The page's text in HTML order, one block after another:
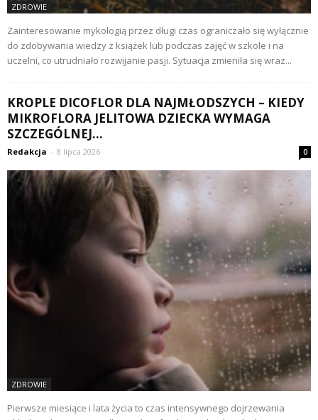
ZDROWIE
Zainteresowanie mykologią przez długi czas ograniczało się wyłącznie
do zdobywania wiedzy z książek lub podczas zajęć w szkole i na
uczelni, co utrudniało rozwijanie pasji. Sytuacja zmieniła się wraz...
KROPLE DICOFLOR DLA NAJMŁODSZYCH – KIEDY
MIKROFLORA JELITOWA DZIECKA WYMAGA
SZCZEGÓLNEJ...
Redakcja - 8 lipca 2026 0
ZDROWIE
Pierwsze miesiące i lata życia to czas intensywnego dojrzewania